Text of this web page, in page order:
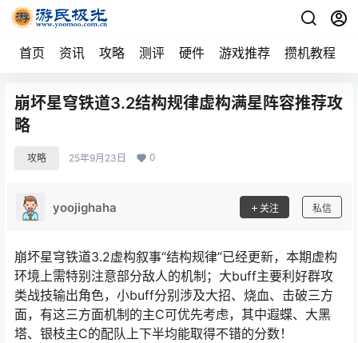
首页 资讯 攻略 测评 硬件 游戏推荐 攒机教程
崩坏星穹铁道3.2结构规律虚构满星阵容推荐攻
略
攻略 25年9月23日 0
yoojighaha 关注 私信
崩坏星穹铁道3.2虚构叙事“结构规律”已经更新，本期虚构
环境上需特别注意部分敌人的机制；大buff主要利好群攻
类战技输出角色，小buff分别涉及大招、烧血、击破三方
面，有这三方面机制的主C可优先考虑，其中遐蝶、大黑
塔、银枝主C的配队上下半均能取得不错的分数！